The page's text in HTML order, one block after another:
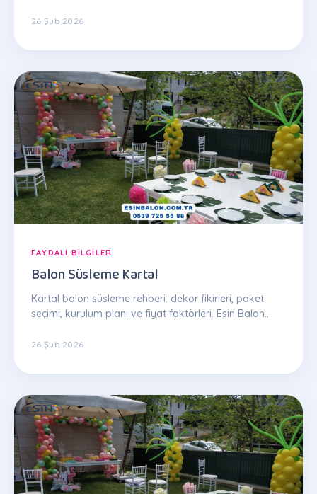
26 Şub 2026
FAYDALI BILGILER
Balon Süsleme Kartal
Kartal balon süsleme rehberi: dekor fikirleri, paket
seçimi, kurulum planı ve fiyat faktörleri. Esin Balon
26 Şub 2026